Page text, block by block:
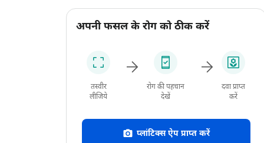
अपनी फसल के रोग को ठीक करें
तस्वीर
लीजिये
रोग की पहचान
देखें
दवा प्राप्त
करें
प्लांटिक्स ऐप प्राप्त करें